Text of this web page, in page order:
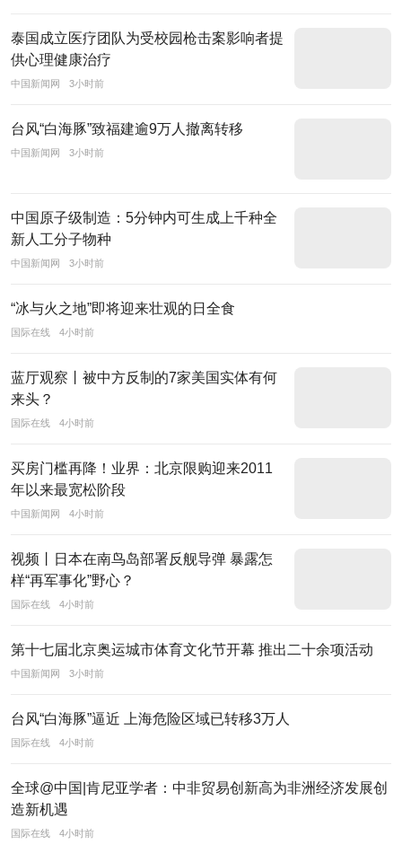
国
搜
索
持“以
服
国
家
和
会
为
任，
以
足
用
户
求
为
追
求”作
为
展
理
致
力
于
泰国成立医疗团队为受校园枪击案影响者提
供心理健康治疗
中国新闻网 3小时前
台风“白海豚”致福建逾9万人撤离转移
中国新闻网 3小时前
中国原子级制造：5分钟内可生成上千种全
新人工分子物种
中国新闻网 3小时前
“冰与火之地”即将迎来壮观的日全食
国际在线 4小时前
蓝厅观察丨被中方反制的7家美国实体有何
来头？
国际在线 4小时前
买房门槛再降！业界：北京限购迎来2011
年以来最宽松阶段
中国新闻网 4小时前
视频丨日本在南鸟岛部署反舰导弹 暴露怎
样“再军事化”野心？
国际在线 4小时前
第十七届北京奥运城市体育文化节开幕 推出二十余项活动
中国新闻网 3小时前
台风“白海豚”逼近 上海危险区域已转移3万人
国际在线 4小时前
全球@中国|肯尼亚学者：中非贸易创新高为非洲经济发展创
造新机遇
国际在线 4小时前